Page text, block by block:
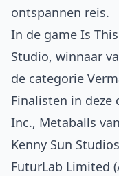
ontspannen reis.
In de game Is
Studio, winnaar
de categorie
Finalisten in deze
Inc., Metaballs
Kenny Sun
FuturLab Limited